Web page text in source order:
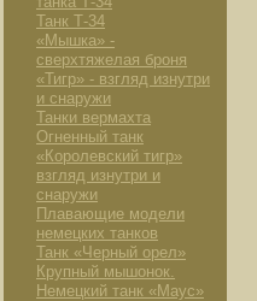
Танк Т-34
«Мышка» -
сверхтяжелая броня
«Тигр» - взгляд изнутри
и снаружи
Танки вермахта
Огненный танк
«Королевский тигр»
взгляд изнутри и
снаружи
Плавающие модели
немецких танков
Танк «Черный орел»
Крупный мышонок.
Немецкий танк «Маус»